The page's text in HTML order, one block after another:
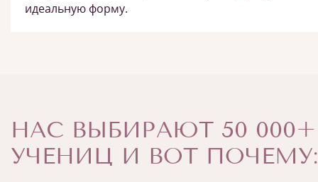
идеальную форму.
НАС ВЫБИРАЮТ 50 000+
УЧЕНИЦ И ВОТ ПОЧЕМУ: